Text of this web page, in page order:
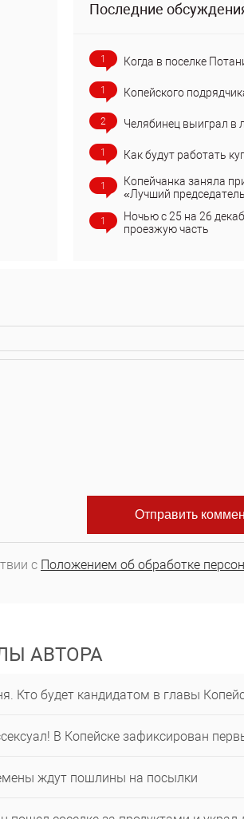
Последние
1 Когда в поселке
1 Копейского
2 Челябинец выиграл в
1 Как будут работать
1
Копейчанка заняла
«Лучший
1
Ночью с 25 на 26
проезжую часть
с Положением об обработке
АВТОРА
Кто будет кандидатом в главы
В Копейске зафиксирован
ждут пошлины на посылки